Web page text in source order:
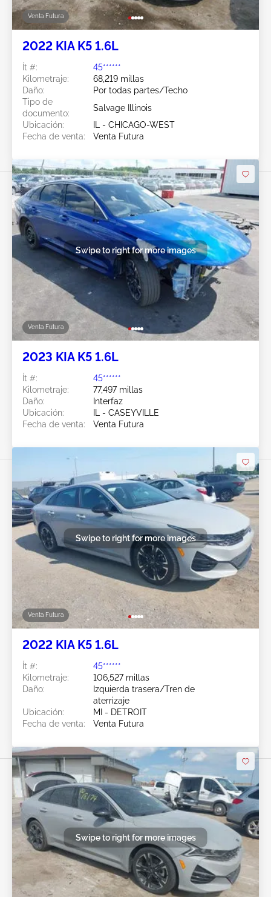
Venta Futura
2022 KIA K5 1.6L
Ít #:
45******
Kilometraje:
68,219 millas
Daño:
Por todas partes/Techo
Tipo de
documento:
Salvage Illinois
Ubicación:
IL - CHICAGO-WEST
Fecha de venta:
Venta Futura
Venta Futura
Swipe to right for more images
2023 KIA K5 1.6L
Ít #:
45******
Kilometraje:
77,497 millas
Daño:
Interfaz
Ubicación:
IL - CASEYVILLE
Fecha de venta:
Venta Futura
Venta Futura
Swipe to right for more images
2022 KIA K5 1.6L
Ít #:
45******
Kilometraje:
106,527 millas
Daño:
Izquierda trasera/Tren de
aterrizaje
Ubicación:
MI - DETROIT
Fecha de venta:
Venta Futura
Swipe to right for more images